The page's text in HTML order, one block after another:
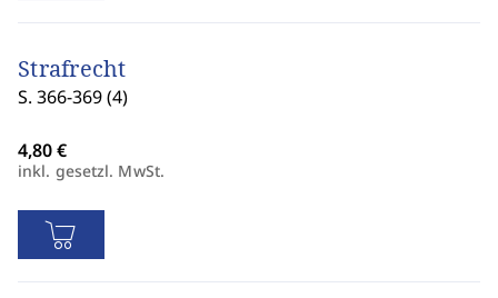
Strafrecht
S. 366-369 (4)
inkl. gesetzl. MwSt.